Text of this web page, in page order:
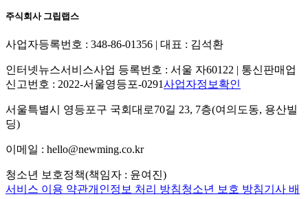
주식회사 그립랩스
사업자등록번호 : 348-86-01356 | 대표 : 김석환
인터넷뉴스서비스사업 등록번호 : 서울 자60122 | 통신판매업
신고번호 : 2022-서울영등포-0291사업자정보확인
서울특별시 영등포구 국회대로70길 23, 7층(여의도동, 용산빌
딩)
이메일 : hello@newming.co.kr
청소년 보호정책(책임자 : 윤여진)
서비스 이용 약관개인정보 처리 방침청소년 보호 방침기사 배